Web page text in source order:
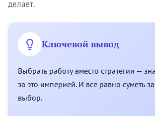
делает.
Ключевой вывод
Выбрать работу вместо стратегии —
за это империей. И всё равно суметь
выбор.